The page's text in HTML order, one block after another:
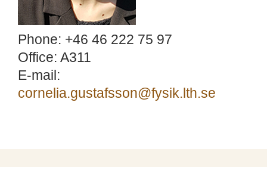
Phone: +46 46 222 75 97
Office: A311
E-mail:
cornelia.gustafsson@fysik.lth.se